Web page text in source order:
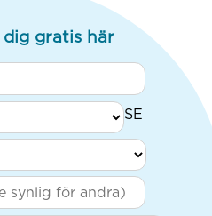
dig gratis här